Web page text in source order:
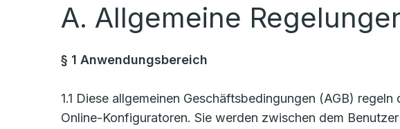
A. Allgemeine
§ 1 Anwendungsbereich
1.1 Diese allgemeinen Geschäftsbedingungen (AGB)
Online-Konfiguratoren. Sie werden zwischen dem